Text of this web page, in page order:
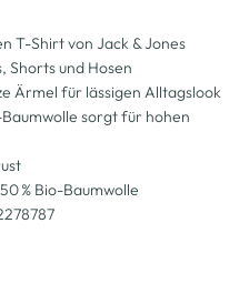
T-Shirt von Jack & Jones
Shorts und Hosen
Ärmel für lässigen Alltagslook
sorgt für hohen
% Bio-Baumwolle